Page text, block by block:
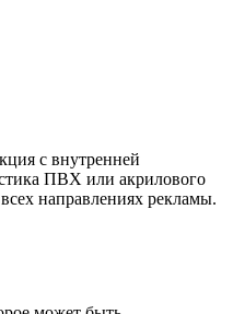
с внутренней
ПВХ или акрилового
направлениях рекламы.